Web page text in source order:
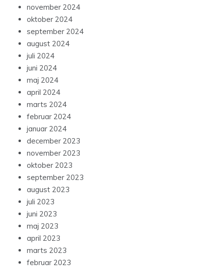
november 2024
oktober 2024
september 2024
august 2024
juli 2024
juni 2024
maj 2024
april 2024
marts 2024
februar 2024
januar 2024
december 2023
november 2023
oktober 2023
september 2023
august 2023
juli 2023
juni 2023
maj 2023
april 2023
marts 2023
februar 2023